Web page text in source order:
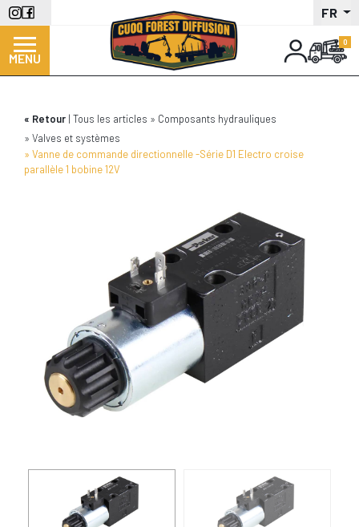
Aller
au
contenu
principal
FR
MENU
Retour Tous les articles
Composants hydrauliques
Valves et systèmes
Vanne de commande directionnelle -Série D1 Electro croise
parallèle 1 bobine 12V